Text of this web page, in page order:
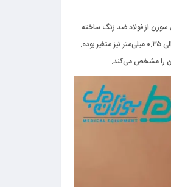
سوزن از فولاد ضد زنگ ساخته
شده و در برخی از موارد شاید از طلا یا نقره هم باشد. طول سوزن رشته‌ای چیزی بین 8 میلی‌متر الی هفت 7سانتی‌متر و قطر آن از ۰.۰۱۲ میلی‌متر الی ۰.۳۵ میلی‌متر نیز متغیر بوده.
را مشخص می‌کند.